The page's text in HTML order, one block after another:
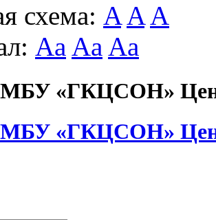
схема: A A A
Aa Aa Aa
«ГКЦСОН»
«ГКЦСОН»